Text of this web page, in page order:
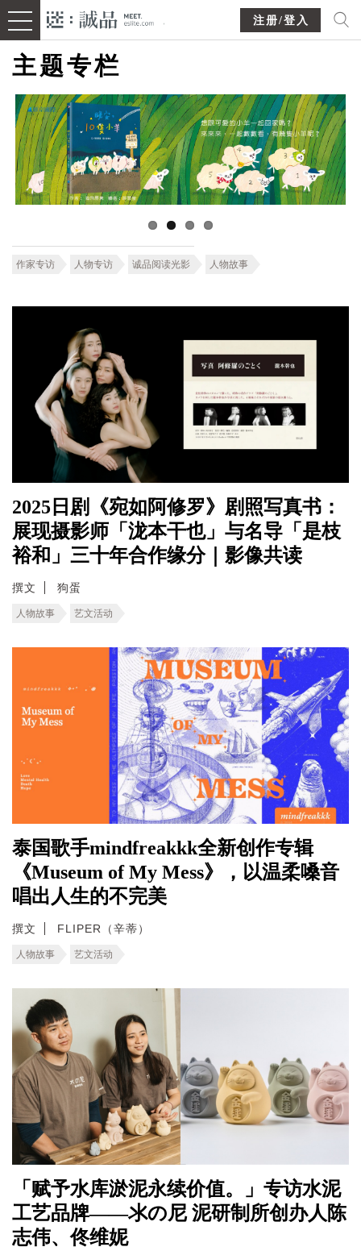
注册/登入
主题专栏
作家专访 人物专访 诚品阅读光影 人物故事
2025日剧《宛如阿修罗》剧照写真书：
展现摄影师「泷本干也」与名导「是枝
裕和」三十年合作缘分｜影像共读
撰文 狗蛋
人物故事 艺文活动
泰国歌手mindfreakkk全新创作专辑
《Museum of My Mess》，以温柔嗓音
唱出人生的不完美
撰文 FLIPER（辛蒂）
人物故事 艺文活动
「赋予水库淤泥永续价值。」专访水泥
工艺品牌——氺の尼 泥研制所创办人陈
志伟、佟维妮